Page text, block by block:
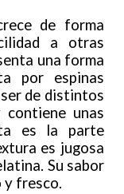
de forma
a otras
una forma
por espinas
ser de distintos
unas
es la parte
es jugosa
Su sabor
y fresco.